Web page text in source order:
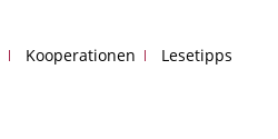
Kooperationen Lesetipps